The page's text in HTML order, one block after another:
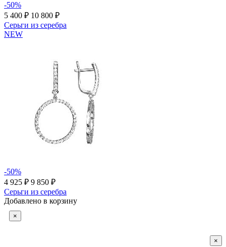
-50%
5 400 ₽ 10 800 ₽
Серьги из серебра
NEW
-50%
4 925 ₽ 9 850 ₽
Серьги из серебра
Добавлено в корзину
×
×